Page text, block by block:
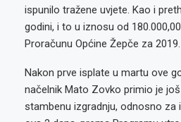
ispunilo tražene uvjete. Kao i
godini, i to u iznosu od
Proračunu Općine Žepče za
Nakon prve isplate u martu ove
načelnik Mato Zovko primio je
stambenu izgradnju, odnosno za